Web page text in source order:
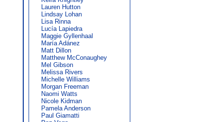
Lauren Hutton
Lindsay Lohan
Lisa Rinna
Lucía Lapiedra
Maggie Gyllenhaal
María Adánez
Matt Dillon
Matthew McConaughey
Mel Gibson
Melissa Rivers
Michelle Williams
Morgan Freeman
Naomi Watts
Nicole Kidman
Pamela Anderson
Paul Giamatti